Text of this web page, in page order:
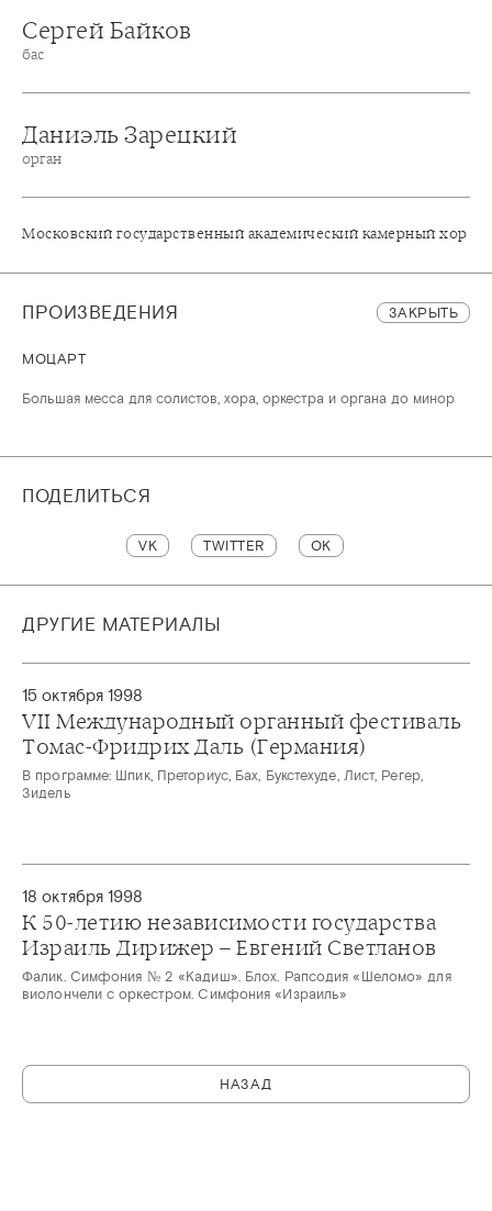
Сергей Байков
бас
Даниэль Зарецкий
орган
Московский государственный академический камерный хор
ПРОИЗВЕДЕНИЯ ЗАКРЫТЬ
МОЦАРТ
Большая месса для солистов, хора, оркестра и органа до минор
ПОДЕЛИТЬСЯ
VK TWITTER OK
ДРУГИЕ МАТЕРИАЛЫ
15 октября 1998
VII Международный органный фестиваль
Томас-Фридрих Даль (Германия)
В программе: Шпик, Преториус, Бах, Букстехуде, Лист, Регер,
Зидель
18 октября 1998
К 50-летию независимости государства
Израиль Дирижер – Евгений Светланов
Фалик. Симфония № 2 «Кадиш». Блох. Рапсодия «Шеломо» для
виолончели с оркестром. Симфония «Израиль»
НАЗАД